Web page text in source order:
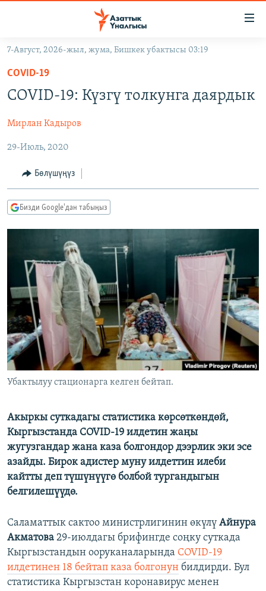
Навигацияга
өтүңүз
Издөөгө
салыңыз
САЯСАТ
ЭКОНОМИКА
МАДАНИЯТ
ДҮЙНӨ
БОРБОР АЗИЯ
УКРАИНА
АТАЙЫН ИЛИКТӨӨ
ТВ ПРОГРАММАЛАР
БҮГҮН АЗАТТЫКТА
ЭКСПЕРТТЕР ТАЛДАЙТ
ЭЖЕ-СИҢДИЛЕР
АЗАТТЫК+
ЫҢГАЙСЫЗ СУРООЛОР
ПОДКАСТ
ӨЗГӨЧӨ ПИКИР
ОНЛАЙН ШЕРИНЕ
ЭЕ/АРнун бардык сайттары
7-Август, 2026-жыл, жума, Бишкек убактысы 03:19
COVID-19
COVID-19: Күзгү толкунга даярдык
Мирлан Кадыров
29-Июль, 2020
Бөлүшүңүз
Бизди Google'дан табыңыз
Убактылуу стационарга келген бейтап.
Акыркы суткадагы статистика көрсөткөндөй,
Кыргызстанда COVID-19 илдетин жаңы
жугузгандар жана каза болгондор дээрлик эки эсе
азайды. Бирок адистер муну илдеттин илеби
кайтты деп түшүнүүгө болбой тургандыгын
белгилешүүдө.
Саламаттык сактоо министрлигинин өкүлү Айнура
Акматова 29-июлдагы брифингде соңку суткада
Кыргызстандын ооруканаларында COVID-19
илдетинен 18 бейтап каза болгонун билдирди. Бул
статистика Кыргызстан коронавирус менен